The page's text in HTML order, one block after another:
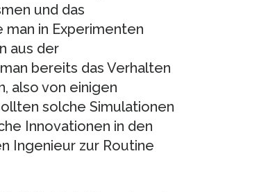
und das
in Experimenten
aus der
bereits das Verhalten
also von einigen
solche Simulationen
Innovationen in den
Ingenieur zur Routine